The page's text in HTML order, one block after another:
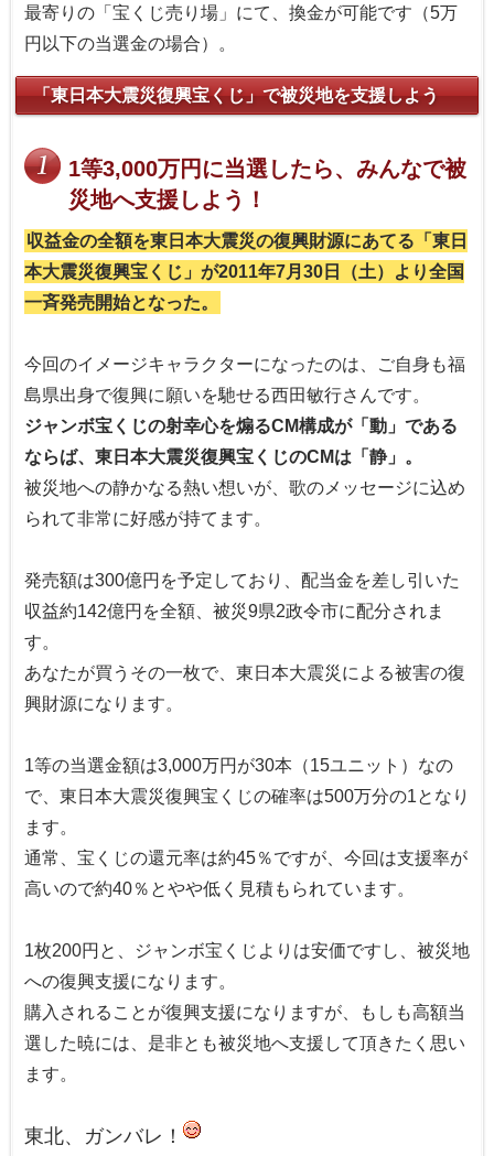
最寄りの「宝くじ売り場」にて、換金が可能です（5万
円以下の当選金の場合）。
「東日本大震災復興宝くじ」で被災地を支援しよう
1等3,000万円に当選したら、みんなで被
災地へ支援しよう！
収益金の全額を東日本大震災の復興財源にあてる「東日
本大震災復興宝くじ」が2011年7月30日（土）より全国
一斉発売開始となった。
今回のイメージキャラクターになったのは、ご自身も福
島県出身で復興に願いを馳せる西田敏行さんです。
ジャンボ宝くじの射幸心を煽るCM構成が「動」である
ならば、東日本大震災復興宝くじのCMは「静」。
被災地への静かなる熱い想いが、歌のメッセージに込め
られて非常に好感が持てます。
発売額は300億円を予定しており、配当金を差し引いた
収益約142億円を全額、被災9県2政令市に配分されま
す。
あなたが買うその一枚で、東日本大震災による被害の復
興財源になります。
1等の当選金額は3,000万円が30本（15ユニット）なの
で、東日本大震災復興宝くじの確率は500万分の1となり
ます。
通常、宝くじの還元率は約45％ですが、今回は支援率が
高いので約40％とやや低く見積もられています。
1枚200円と、ジャンボ宝くじよりは安価ですし、被災地
への復興支援になります。
購入されることが復興支援になりますが、もしも高額当
選した暁には、是非とも被災地へ支援して頂きたく思い
ます。
東北、ガンバレ！